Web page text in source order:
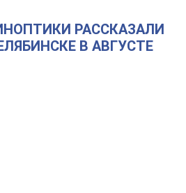
РАССКАЗАЛИ
В АВГУСТЕ